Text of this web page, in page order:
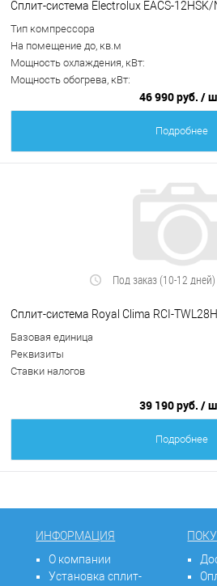
Сплит-система Electrolux EACS-12HSK/
Тип компрессора
На помещение до, кв.м
Мощность охлаждения, кВт:
Мощность обогрева, кВт:
46 990 руб. /
Подробнее
Под заказ (10-12 дней)
Сплит-система Royal Clima RCI-
Базовая единица
Реквизиты
Ставки налогов
39 190 руб. /
Подробнее
ИНФОРМАЦИЯ
О компании
Установка сплит-